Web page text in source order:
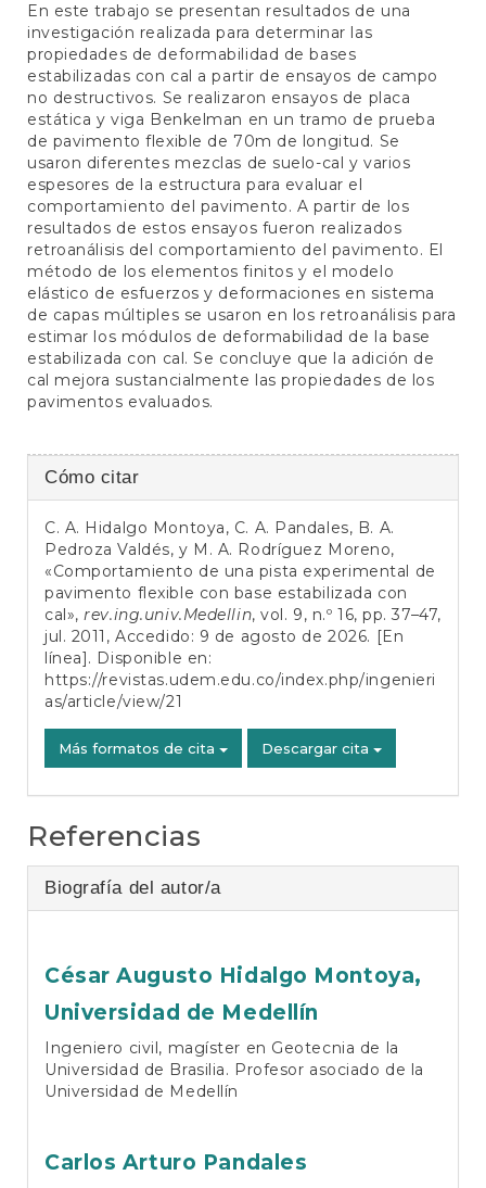
En este trabajo se presentan resultados de una
investigación realizada para determinar las
propiedades de deformabilidad de bases
estabilizadas con cal a partir de ensayos de campo
no destructivos. Se realizaron ensayos de placa
estática y viga Benkelman en un tramo de prueba
de pavimento flexible de 70m de longitud. Se
usaron diferentes mezclas de suelo-cal y varios
espesores de la estructura para evaluar el
comportamiento del pavimento. A partir de los
resultados de estos ensayos fueron realizados
retroanálisis del comportamiento del pavimento. El
método de los elementos finitos y el modelo
elástico de esfuerzos y deformaciones en sistema
de capas múltiples se usaron en los retroanálisis para
estimar los módulos de deformabilidad de la base
estabilizada con cal. Se concluye que la adición de
cal mejora sustancialmente las propiedades de los
pavimentos evaluados.
Detalles
del
artículo
Cómo citar
C. A. Hidalgo Montoya, C. A. Pandales, B. A.
Pedroza Valdés, y M. A. Rodríguez Moreno,
«Comportamiento de una pista experimental de
pavimento flexible con base estabilizada con
cal»,rev.ing.univ.Medellin, vol. 9, n.º 16, pp. 37–47,
jul. 2011, Accedido: 9 de agosto de 2026. [En
línea]. Disponible en:
https://revistas.udem.edu.co/index.php/ingenieri
as/article/view/21
Más formatos de cita Descargar cita
Referencias
Biografía del autor/a
César Augusto Hidalgo Montoya,
Universidad de Medellín
Ingeniero civil, magíster en Geotecnia de la
Universidad de Brasilia. Profesor asociado de la
Universidad de Medellín
Carlos Arturo Pandales